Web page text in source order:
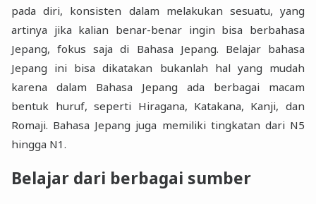
pada diri, konsisten dalam melakukan sesuatu, yang
artinya jika kalian benar-benar ingin bisa berbahasa
Jepang, fokus saja di Bahasa Jepang. Belajar bahasa
Jepang ini bisa dikatakan bukanlah hal yang mudah
karena dalam Bahasa Jepang ada berbagai macam
bentuk huruf, seperti Hiragana, Katakana, Kanji, dan
Romaji. Bahasa Jepang juga memiliki tingkatan dari N5
hingga N1.
Belajar dari berbagai sumber